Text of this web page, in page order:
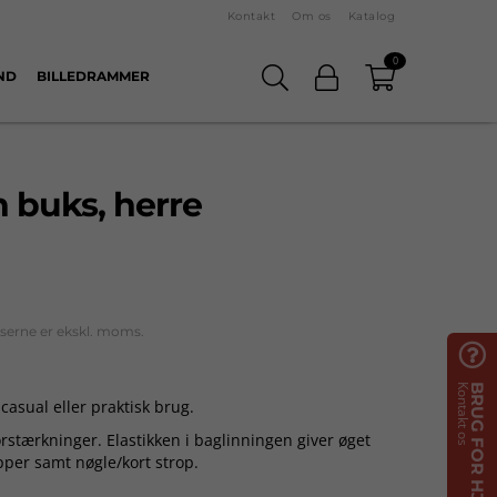
Kontakt Om os Katalog
0
BILLEDRAMMER
buks, herre
er ekskl. moms.
eller praktisk brug.
Elastikken i baglinningen giver øget
samt nøgle/kort strop.

Kontakt os